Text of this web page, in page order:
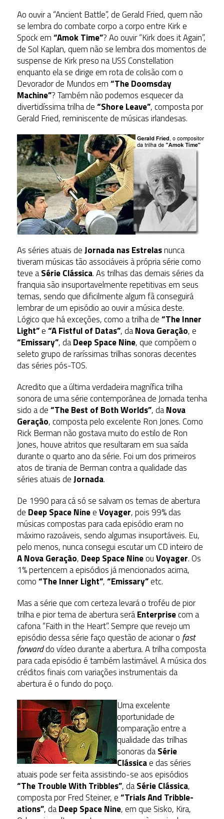
Ao ouvir a “Ancient Battle”, de Gerald Fried, quem não
se lembra do combate corpo a corpo entre Kirk e
Spock em“Amok Time”? Ao ouvir “Kirk does it Again”,
de Sol Kaplan, quem não se lembra dos momentos de
suspense de Kirk preso na USS Constellation
enquanto ela se dirige em rota de colisão com o
Devorador de Mundos em“The Doomsday
Machine”? Também não podemos esquecer da
divertidíssima trilha de“Shore Leave”, composta por
Gerald Fried, reminiscente de músicas irlandesas.
As séries atuais deJornada nas Estrelasnunca
tiveram músicas tão associáveis à própria série como
teve aSérie Clássica. As trilhas das demais séries da
franquia são insuportavelmente repetitivas em seus
temas, sendo que dificilmente algum fã conseguirá
lembrar de um episódio ao ouvir a música deste.
Lógico que há exceções, como a trilha de“The Inner
Light”e“A Fistful of Datas”, daNova Geração, e
“Emissary”, daDeep Space Nine, que compõem o
seleto grupo de raríssimas trilhas sonoras decentes
das séries pós-TOS.
Acredito que a última verdadeira magnífica trilha
sonora de uma série contemporânea de Jornada tenha
sido a de“The Best of Both Worlds”, daNova
Geração, composta pelo excelente Ron Jones. Como
Rick Berman não gostava muito do estilo de Ron
Jones, houve atritos que resultaram em sua saída
durante o quarto ano da série. Foi um dos primeiros
atos de tirania de Berman contra a qualidade das
séries atuais deJornada.
De 1990 para cá só se salvam os temas de abertura
de Deep Space NineeVoyager, pois 99% das
músicas compostas para cada episódio eram no
máximo razoáveis, sendo algumas insuportáveis. Eu,
pelo menos, nunca consegui escutar um CD inteiro de
A Nova Geração, Deep Space NineouVoyager. Os
1% pertencem a episódios já mencionados acima,
como“The Inner Light”,“Emissary”etc.
Mas a série que com certeza levará o troféu de pior
trilha e pior tema de abertura seráEnterprisecom a
cafona “Faith in the Heart”. Sempre que revejo um
episódio dessa série faço questão de acionar o fast
forwarddo vídeo durante a abertura. A trilha composta
para cada episódio é também lastimável. A música dos
créditos finais com variações instrumentais da
abertura é o fundo do poço.
Uma excelente
oportunidade de
comparação entre a
qualidade das trilhas
sonoras daSérie
Clássicae das séries
atuais pode ser feita assistindo-se aos episódios
“The Trouble With Tribbles”, daSérie Clássica,
composta por Fred Steiner, e“Trials And Tribble-
ations”, daDeep Space Nine, em que Sisko, Kira,